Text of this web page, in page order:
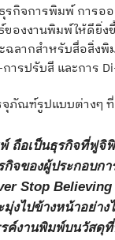
กิจการพิมพ์ การอ
ของงานพิมพ์ให้ดียิ่ง
ลากสำหรับสื่อสิ่ง
ารปรับสี และการ
จุภัณฑ์รูปแบบต่างๆ
ถือเป็นธุรกิจที่ฟูจิ
กิจของผู้ประกอบก
Stop
มุ่งไปข้างหน้าอย่า
รค์งานพิมพ์บนวัส